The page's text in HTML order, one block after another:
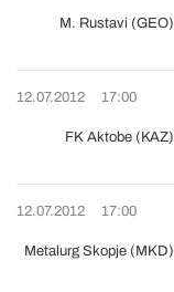
M. Rustavi (GEO)
12.07.2012 17:00
FK Aktobe (KAZ)
12.07.2012 17:00
Metalurg Skopje (MKD)